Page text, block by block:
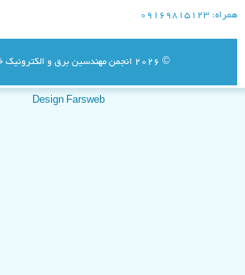
شركت توزيع نيروي
۰۹۱۶۹۸۱۵۱۲۳
© 2026 انجمن مهندسین برق و الکترونیک
Design Farsweb